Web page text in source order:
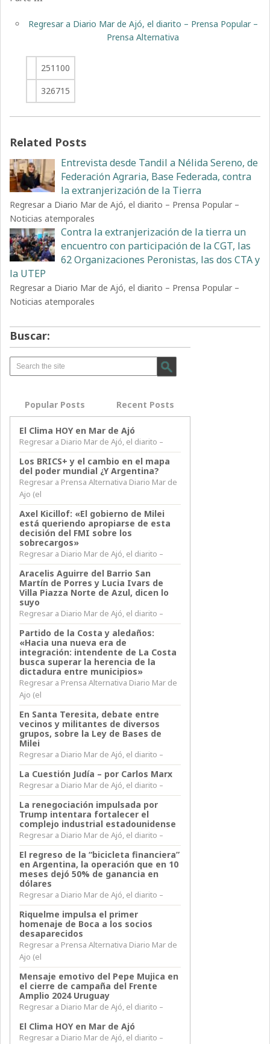
Regresar a Diario Mar de Ajó, el diarito – Prensa Popular –
Prensa Alternativa
251100
326715
Related Posts
Entrevista desde Tandil a Nélida Sereno, de
Federación Agraria, Base Federada, contra
la extranjerización de la Tierra
Regresar a Diario Mar de Ajó, el diarito – Prensa Popular –
Noticias atemporales
Contra la extranjerización de la tierra un
encuentro con participación de la CGT, las
62 Organizaciones Peronistas, las dos CTA y
la UTEP
Regresar a Diario Mar de Ajó, el diarito – Prensa Popular –
Noticias atemporales
Buscar:
Popular Posts Recent Posts
El Clima HOY en Mar de Ajó
Regresar a Diario Mar de Ajó, el diarito –
Los BRICS+ y el cambio en el mapa
del poder mundial ¿Y Argentina?
Regresar a Prensa Alternativa Diario Mar de
Ajo (el
Axel Kicillof: «El gobierno de Milei
está queriendo apropiarse de esta
decisión del FMI sobre los
sobrecargos»
Regresar a Diario Mar de Ajó, el diarito –
Aracelis Aguirre del Barrio San
Martín de Porres y Lucia Ivars de
Villa Piazza Norte de Azul, dicen lo
suyo
Regresar a Diario Mar de Ajó, el diarito –
Partido de la Costa y aledaños:
«Hacia una nueva era de
integración: intendente de La Costa
busca superar la herencia de la
dictadura entre municipios»
Regresar a Prensa Alternativa Diario Mar de
Ajo (el
En Santa Teresita, debate entre
vecinos y militantes de diversos
grupos, sobre la Ley de Bases de
Milei
Regresar a Diario Mar de Ajó, el diarito –
La Cuestión Judía – por Carlos Marx
Regresar a Diario Mar de Ajó, el diarito –
La renegociación impulsada por
Trump intentara fortalecer el
complejo industrial estadounidense
Regresar a Diario Mar de Ajó, el diarito –
El regreso de la “bicicleta financiera”
en Argentina, la operación que en 10
meses dejó 50% de ganancia en
dólares
Regresar a Diario Mar de Ajó, el diarito –
Riquelme impulsa el primer
homenaje de Boca a los socios
desaparecidos
Regresar a Prensa Alternativa Diario Mar de
Ajo (el
Mensaje emotivo del Pepe Mujica en
el cierre de campaña del Frente
Amplio 2024 Uruguay
Regresar a Diario Mar de Ajó, el diarito –
El Clima HOY en Mar de Ajó
Regresar a Diario Mar de Ajó, el diarito –